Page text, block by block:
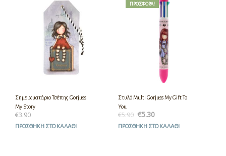
Σημειωματάριο Τσέπης Gorjuss
My Story
€3.90
ΠΡΟΣΘΉΚΗ ΣΤΟ ΚΑΛΆΘΙ
ΠΡΟΣΦΟΡΆ!
Στυλό Multi Gorjuss My Gift To
You
€5.90 €5.30
ΠΡΟΣΘΉΚΗ ΣΤΟ ΚΑΛΆΘΙ